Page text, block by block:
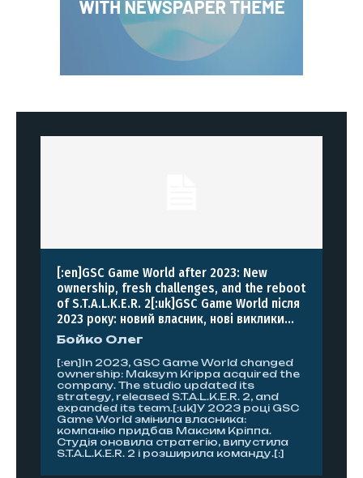
[:en]GSC Game World after 2023: New
ownership, fresh challenges, and the reboot
of S.T.A.L.K.E.R. 2[:uk]GSC Game World після
2023 року: новий власник, нові виклики...
Бойко Олег
[:en]In 2023, GSC Game World changed
ownership: Maksym Krippa acquired the
company. The studio updated its
strategy, released S.T.A.L.K.E.R. 2, and
expanded its team.[:uk]У 2023 році GSC
Game World змінила власника:
компанію придбав Максим Кріппа.
Студія оновила стратегію, випустила
S.T.A.L.K.E.R. 2 і розширила команду.[:]